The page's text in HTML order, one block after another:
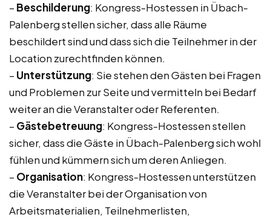
– Beschilderung: Kongress-Hostessen in Übach-
Palenberg stellen sicher, dass alle Räume
beschildert sind und dass sich die Teilnehmer in der
Location zurechtfinden können.
– Unterstützung: Sie stehen den Gästen bei Fragen
und Problemen zur Seite und vermitteln bei Bedarf
weiter an die Veranstalter oder Referenten.
– Gästebetreuung: Kongress-Hostessen stellen
sicher, dass die Gäste in Übach-Palenberg sich wohl
fühlen und kümmern sich um deren Anliegen.
– Organisation: Kongress-Hostessen unterstützen
die Veranstalter bei der Organisation von
Arbeitsmaterialien, Teilnehmerlisten,